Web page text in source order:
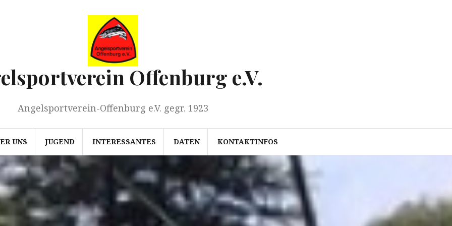
Offenburg e.V.
Angelsportverein-Offenburg e.V. gegr. 1923
UNS JUGEND INTERESSANTES DATEN KONTAKTINFOS